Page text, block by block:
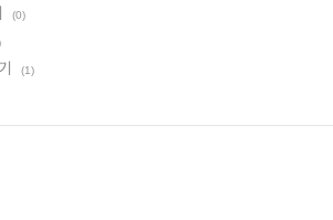
(0)
(1)